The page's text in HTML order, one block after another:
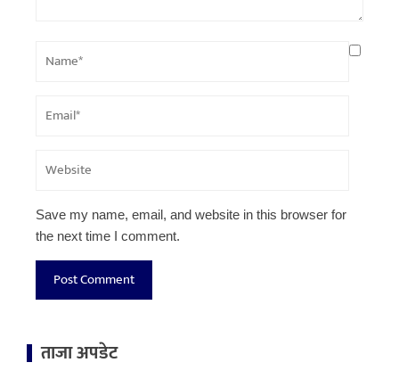
Save my name, email, and website in this browser for
the next time I comment.
ताजा अपडेट